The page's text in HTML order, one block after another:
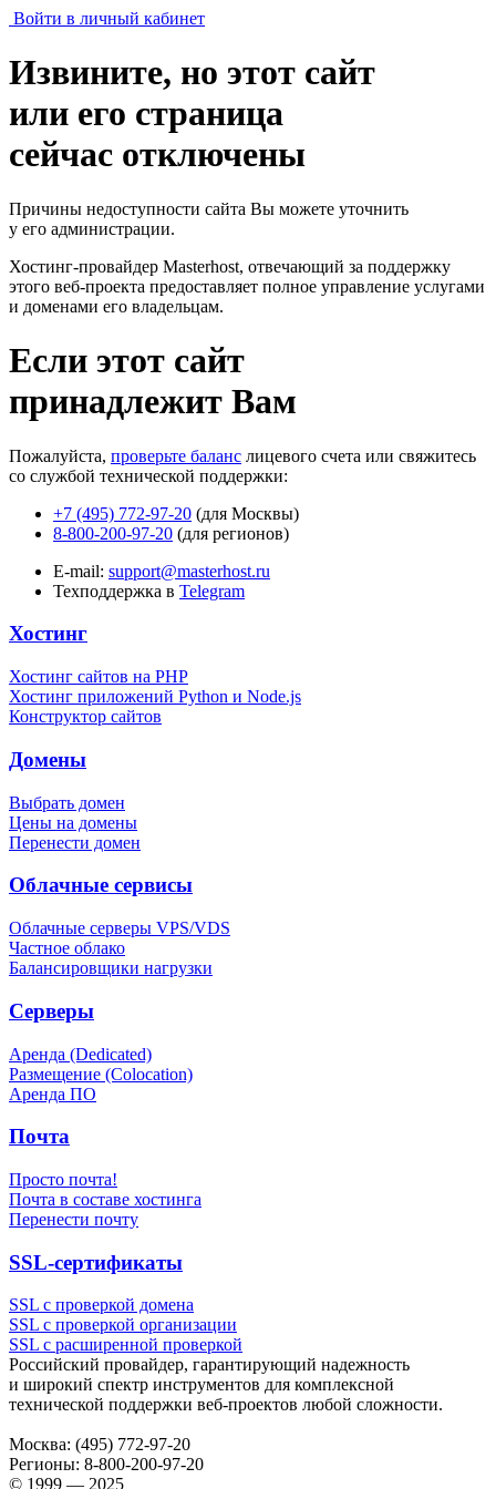
Войти в личный кабинет
Извините, но этот сайт
или его страница
сейчас отключены
Причины недоступности сайта Вы можете уточнить
у его администрации.
Хостинг-провайдер Masterhost, отвечающий за поддержку
этого веб-проекта предоставляет полное управление услугами
и доменами его владельцам.
Если этот сайт
принадлежит Вам
Пожалуйста, проверьте баланс лицевого счета или свяжитесь
со службой технической поддержки:
+7 (495) 772-97-20 (для Москвы)
8-800-200-97-20 (для регионов)
E-mail: support@masterhost.ru
Техподдержка в Telegram
Хостинг
Хостинг сайтов на PHP
Хостинг приложений Python и Node.js
Конструктор сайтов
Домены
Выбрать домен
Цены на домены
Перенести домен
Облачные сервисы
Облачные серверы VPS/VDS
Частное облако
Балансировщики нагрузки
Серверы
Аренда (Dedicated)
Размещение (Colocation)
Аренда ПО
Почта
Просто почта!
Почта в составе хостинга
Перенести почту
SSL-сертификаты
SSL с проверкой домена
SSL с проверкой организации
SSL с расширенной проверкой
Российский провайдер, гарантирующий надежность
и широкий спектр инструментов для комплексной
технической поддержки веб-проектов любой сложности.
Москва: (495) 772-97-20
Регионы: 8-800-200-97-20
© 1999 — 2025